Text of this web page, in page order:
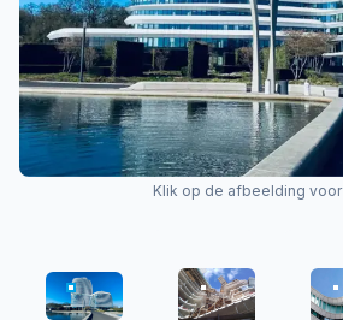
SNC00268
Klik op de afbeelding